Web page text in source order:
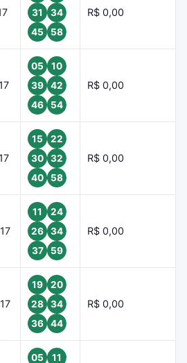
31
34
45
58
R$ 0,00
05
10
39
42
46
54
R$ 0,00
15
22
30
32
40
58
R$ 0,00
11
24
26
34
37
59
R$ 0,00
19
20
28
34
36
44
R$ 0,00
05
11